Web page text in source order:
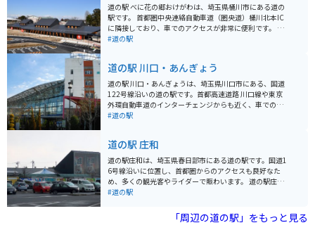
道の駅 べに花の郷おけがわは、埼玉県桶川市にある道の
駅です。 首都圏中央連絡自動車道（圏央道）桶川北本IC
に隣接しており、車でのアクセスが非常に便利です。 バ
イクで訪れる場合も、駐車場が広いため安心して駐輪で
ます。 桶川市はベニバナ（紅花）の生産が盛んな地域で
あり、道の駅 べに花の郷おけがわでも、ベニバナ関連の
商品を多数取り扱っています。 紅花染め体験なども開催
されているので、興味のある方はぜひ参加してみてくだ
さい。 また、桶川市は、中山道の宿場町として栄えた歴
ポットがいくつかあるので、散策してみるのも良いでし
ょう。 道の駅 べに花の郷おけがわは、地元の農産物や特
産品を購入できるだけでなく、桶川市の歴史や文化に触
れることもできる場所です。 圏央道を利用してのドライ
ブやツーリングの休憩場所として、ぜひ立ち寄ってみて
ください。 近隣には、桶川市歴史民俗資料館や、桶川ス
し足を延ばせば、川越市の蔵造りの街並みなど、観光名
#道の駅
道の駅 川口・あんぎょう
道の駅 川口・あんぎょうは、埼玉県川口市にある、国道
122号線沿いの道の駅です。首都高速道路 川口線や東京
外環自動車道のインターチェンジからも近く、車でのア
クセスが良好です。 地元農産物の直売所では、新鮮な野
の調理器具も販売しており、お土産に最適です。 また、
食事処では、地元産の食材を使用した料理を楽しむこと
ができます。おすすめは、新鮮な野菜をたっぷり使った
「あんぎょううどん」です。 バイクで訪れる場合、道の
駅に隣接する荒川河川敷には、広々とした無料駐車場が
は、荒川の土手沿いを走るサイクリングロードもあり、
#道の駅
道の駅 庄和
道の駅庄和は、埼玉県春日部市にある道の駅です。国道1
6号線沿いに位置し、首都圏からのアクセスも良好なた
め、多くの観光客やライダーで賑わいます。 道の駅庄和
の魅力は、なんといっても地元の新鮮な農産物が手に入
ばかりの野菜や果物がずらりと並び、見ているだけでも
楽しくなります。特に、春日部市特産の梨は、みずみず
#道の駅
「周辺の道の駅」をもっと見る